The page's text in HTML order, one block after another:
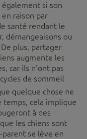
si son
en raison par
santé rendant le
démangeaisons ou
plus, partager
augmente les
car ils n'ont pas
de sommeil
quelque chose ne
temps, cela implique
à des
les chiens sont
se lève en